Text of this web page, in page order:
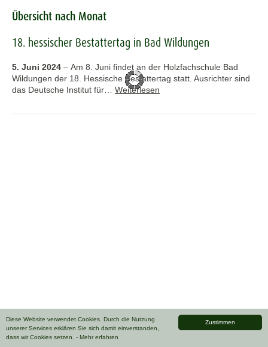
Zustimmen
Diese Website verwendet Cookies. Durch die Nutzung
unserer Services erklären Sie sich damit einverstanden,
dass wir Cookies setzen. - Mehr erfahren
Übersicht nach Monat
18. hessischer Bestattertag in Bad Wildungen
5. Juni 2024 – Am 8. Juni findet an der Holzfachschule Bad
Wildungen der 18. Hessische Bestattertag statt. Ausrichter sind
das Deutsche Institut für… Weiterlesen